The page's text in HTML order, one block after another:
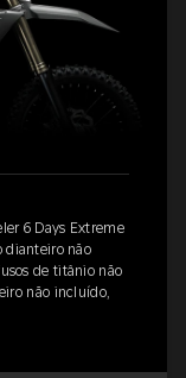
6 Days Extreme
dianteiro não
de titânio não
não incluído,